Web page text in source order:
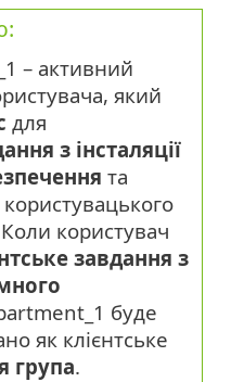
– активний
який
для
з інсталяції
та
користувацького
користувач
завдання з
буде
як клієнтське
група.